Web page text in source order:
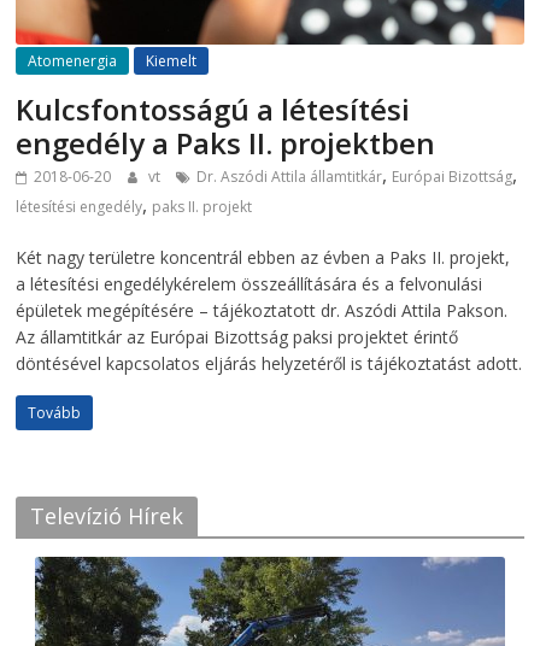
Atomenergia Kiemelt
Kulcsfontosságú a létesítési
engedély a Paks II. projektben
2018-06-20 vt Dr. Aszódi Attila államtitkár, Európai Bizottság,
létesítési engedély, paks II. projekt
Két nagy területre koncentrál ebben az évben a Paks II. projekt,
a létesítési engedélykérelem összeállítására és a felvonulási
épületek megépítésére – tájékoztatott dr. Aszódi Attila Pakson.
Az államtitkár az Európai Bizottság paksi projektet érintő
döntésével kapcsolatos eljárás helyzetéről is tájékoztatást adott.
Tovább
Televízió Hírek